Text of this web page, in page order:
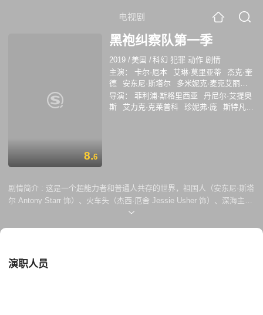
电视剧
8.6
黑袍纠察队第一季
2019 / 美国 /科幻 犯罪 动作 剧情
主演：
卡尔·厄本 艾琳·莫里亚蒂
杰克·奎
德
安东尼·斯塔尔
多米妮克·麦克艾丽戈
特
杰西·厄舍 蔡斯·克劳福德
托默·卡蓬
凯伦·福原
内森·米切尔 伊丽莎白·苏
拉
导演： 菲利浦·斯格里西亚
丹尼尔·艾提奥
斯
艾力克·克莱普科 珍妮弗·庞
斯特凡·
剧情简介 : 这是一个超能力者和普通人共存的世界，祖国人（安东尼·斯塔
尔 Antony Starr 饰）、火车头（杰西·厄舍 Jessie Usher 饰）、深海主
（切斯·克劳福 Chace Crawford 饰）、梅芙女王（多米妮克·麦克艾丽戈特
像的身份帮助公司赚取了难以计数的利润。 休伊（杰克·奎德 Jack Quaid
演职人员